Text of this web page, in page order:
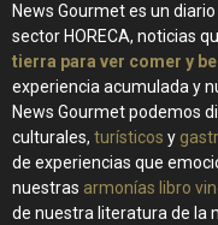
News Gourmet es un
sector HORECA, noticias
tierra para ver comer y
experiencia acumulada y
News Gourmet podemos
culturales, turísticos y
de experiencias que
nuestras armonías libro
de nuestra literatura de la